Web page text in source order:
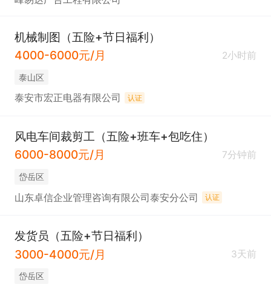
机械制图（五险+节日福利）
4000-6000元/月
2小时前
泰山区
泰安市宏正电器有限公司 认证
风电车间裁剪工（五险+班车+包吃住）
6000-8000元/月
7分钟前
岱岳区
山东卓信企业管理咨询有限公司泰安分公司 认证
发货员（五险+节日福利）
3000-4000元/月
3天前
岱岳区